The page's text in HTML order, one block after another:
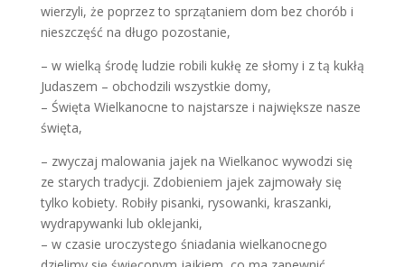
wierzyli, że poprzez to sprzątaniem dom bez chorób i
nieszczęść na długo pozostanie,
– w wielką środę ludzie robili kukłę ze słomy i z tą kukłą
Judaszem – obchodzili wszystkie domy,
– Święta Wielkanocne to najstarsze i największe nasze
święta,
– zwyczaj malowania jajek na Wielkanoc wywodzi się
ze starych tradycji. Zdobieniem jajek zajmowały się
tylko kobiety. Robiły pisanki, rysowanki, kraszanki,
wydrapywanki lub oklejanki,
– w czasie uroczystego śniadania wielkanocnego